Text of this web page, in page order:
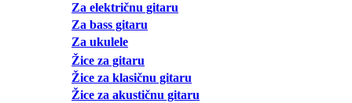
Za električnu gitaru
Za bass gitaru
Za ukulele
Žice za gitaru
Žice za klasičnu gitaru
Žice za akustičnu gitaru